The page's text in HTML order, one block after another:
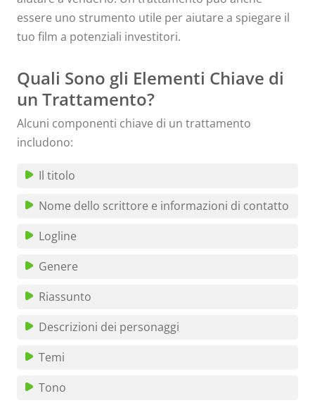
essere uno strumento utile per aiutare a spiegare il
tuo film a potenziali investitori.
Quali Sono gli Elementi Chiave di
un Trattamento?
Alcuni componenti chiave di un trattamento
includono:
Il titolo
Nome dello scrittore e informazioni di contatto
Logline
Genere
Riassunto
Descrizioni dei personaggi
Temi
Tono